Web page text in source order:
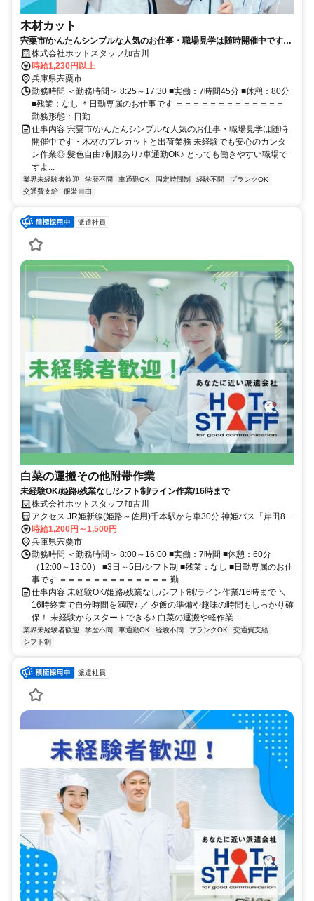
木材カット
宍粟市/かんたんシンプルな人気のお仕事・職場見学は随時開催中です・
木材のプレカットと出荷業務
株式会社ホットスタッフ加古川
時給1,230円以上
兵庫県宍粟市
勤務時間 ＜勤務時間＞ 8:25～17:30 ■実働：7時間45分 ■休憩：80分
■残業：なし ＊日勤専属のお仕事です ＝＝＝＝＝＝＝＝＝＝＝＝＝
勤務形態：日勤
仕事内容 宍粟市/かんたんシンプルな人気のお仕事・職場見学は随時
開催中です・木材のプレカットと出荷業務 未経験でも安心のカンタ
ン作業◎ 髪色自由♪制服あり♪車通勤OK♪ とっても働きやすい職場で
すよ...
業界未経験者歓迎 学歴不問 車通勤OK 固定時間制 経験不問
ブランクOK
交通費支給
服装自由
派遣社員
白菜の運搬その他附帯作業
未経験OK/姫路/残業なし/シフト制/ライン作業/16時まで
株式会社ホットスタッフ加古川
アクセス JR姫新線(姫路～佐用)千本駅から車30分 神姫バス「岸田8」
より徒歩7分
時給1,200円～1,500円
兵庫県宍粟市
勤務時間 ＜勤務時間＞ 8:00～16:00 ■実働：7時間 ■休憩：60分
（12:00～13:00） ■3日～5日/シフト制 ■残業：なし ■日勤専属のお仕
事です ＝＝＝＝＝＝＝＝＝＝＝＝＝ 勤...
仕事内容 未経験OK/姫路/残業なし/シフト制/ライン作業/16時まで ＼
16時終業で自分時間を満喫♪ ／ 夕飯の準備や趣味の時間もしっかり確
保！ 未経験からスタートできる♪ 白菜の運搬や軽作業...
業界未経験者歓迎 学歴不問 車通勤OK 経験不問 ブランクOK
交通費支給
シフト制
派遣社員